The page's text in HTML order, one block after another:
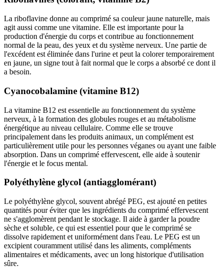
La riboflavine donne au comprimé sa couleur jaune naturelle, mais
agit aussi comme une vitamine. Elle est importante pour la
production d'énergie du corps et contribue au fonctionnement
normal de la peau, des yeux et du système nerveux. Une partie de
l'excédent est éliminée dans l'urine et peut la colorer temporairement
en jaune, un signe tout à fait normal que le corps a absorbé ce dont il
a besoin.
Cyanocobalamine (vitamine B12)
La vitamine B12 est essentielle au fonctionnement du système
nerveux, à la formation des globules rouges et au métabolisme
énergétique au niveau cellulaire. Comme elle se trouve
principalement dans les produits animaux, un complément est
particulièrement utile pour les personnes véganes ou ayant une faible
absorption. Dans un comprimé effervescent, elle aide à soutenir
l'énergie et le focus mental.
Polyéthylène glycol (antiagglomérant)
Le polyéthylène glycol, souvent abrégé PEG, est ajouté en petites
quantités pour éviter que les ingrédients du comprimé effervescent
ne s'agglomèrent pendant le stockage. Il aide à garder la poudre
sèche et soluble, ce qui est essentiel pour que le comprimé se
dissolve rapidement et uniformément dans l'eau. Le PEG est un
excipient couramment utilisé dans les aliments, compléments
alimentaires et médicaments, avec un long historique d'utilisation
sûre.